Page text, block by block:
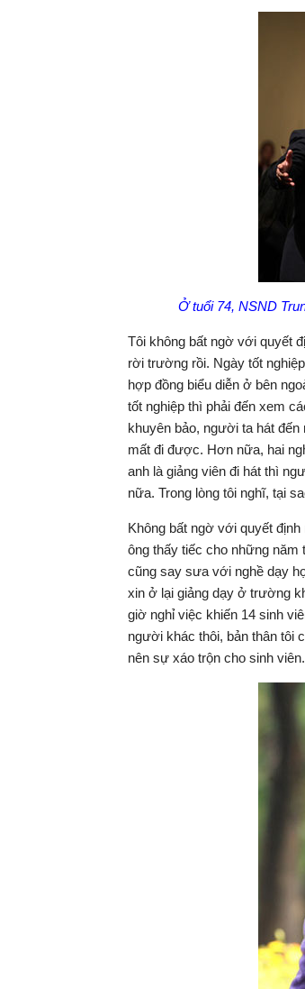
Ở tuổi 74, NSND
Tôi không bất ngờ với quyết
rời trường rồi. Ngày tốt
hợp đồng biểu diễn ở bên
tốt nghiệp thì phải đến xem
khuyên bảo, người ta hát
mất đi được. Hơn nữa, hai
anh là giảng viên đi hát thì
nữa. Trong lòng tôi nghĩ, tại
Không bất ngờ với quyết
ông thấy tiếc cho những năm
cũng say sưa với nghề dạy
xin ở lại giảng dạy ở trường
giờ nghỉ việc khiến 14 sinh
người khác thôi, bản thân tôi
nên sự xáo trộn cho sinh viên.